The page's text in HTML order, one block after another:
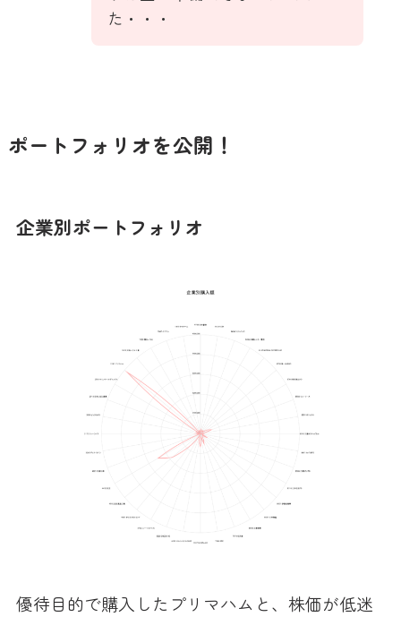
た・・・
ポートフォリオを公開！
企業別ポートフォリオ
優待目的で購入したプリマハムと、株価が低迷